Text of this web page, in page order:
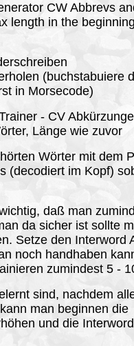
CW Abbrevs
length in the
(buchstabuiere
in Morsecode)
- CV
Länge wie zuvor
Wörter mit dem
(decodiert im Kopf)
daß man
da sicher ist sollte
Setze den Interword
noch handhaben
zumindest 5 -
sind, nachdem
man beginnen die
und die